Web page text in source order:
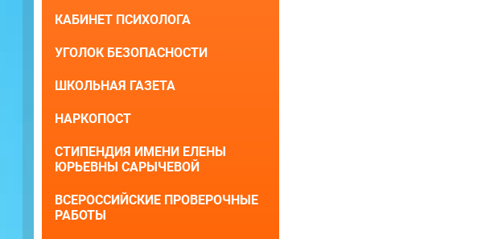
КАБИНЕТ ПСИХОЛОГА
УГОЛОК БЕЗОПАСНОСТИ
ШКОЛЬНАЯ ГАЗЕТА
НАРКОПОСТ
СТИПЕНДИЯ ИМЕНИ ЕЛЕНЫ
ЮРЬЕВНЫ САРЫЧЕВОЙ
ВСЕРОССИЙСКИЕ ПРОВЕРОЧНЫЕ
РАБОТЫ